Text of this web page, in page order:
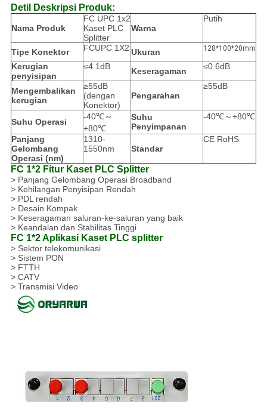
Detil Deskripsi Produk:
Nama Produk
FC UPC 1x2
Kaset PLC
Splitter
Warna
Putih
Tipe Konektor FCUPC 1X2 Ukuran 128*100*20mm
Kerugian
penyisipan
≤4.1dB Keseragaman ≤0.6dB
Mengembalikan
kerugian
≥55dB
(dengan
Konektor)
Pengarahan
≥55dB
Suhu Operasi
-40℃～
+80℃
Suhu
Penyimpanan
-40℃～+80℃
Panjang
Gelombang
Operasi (nm)
1310-
1550nm
Standar
CE RoHS
FC 1*2 Fitur Kaset PLC Splitter
> Panjang Gelombang Operasi Broadband
> Kehilangan Penyisipan Rendah
> PDL rendah
> Desain Kompak
> Keseragaman saluran-ke-saluran yang baik
> Keandalan dan Stabilitas Tinggi
FC 1*2 Aplikasi Kaset PLC splitter
> Sektor telekomunikasi
> Sistem PON
> FTTH
> CATV
> Transmisi Video